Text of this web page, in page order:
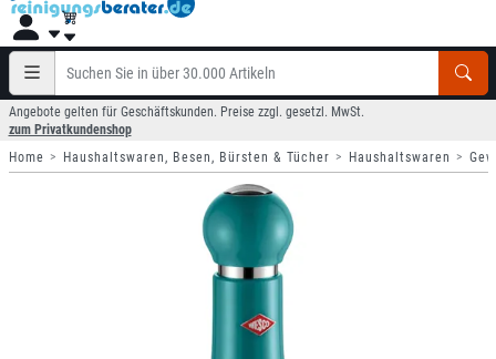
Angebote gelten für Geschäftskunden. Preise zzgl. gesetzl. MwSt.
zum Privatkundenshop
Home
Haushaltswaren, Besen, Bürsten & Tücher Haushaltswaren